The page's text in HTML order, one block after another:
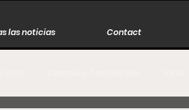
las noticias Contact